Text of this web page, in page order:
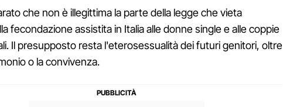
che non è illegittima la parte della legge che vieta
fecondazione assistita in Italia alle donne single e alle coppie
Il presupposto resta l'eterosessualità dei futuri genitori, oltre
o la convivenza.